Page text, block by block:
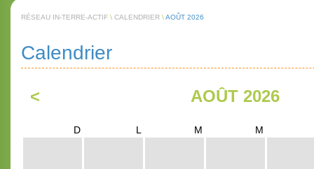
RÉSEAU IN-TERRE-ACTIF \ CALENDRIER \AOÛT 2026
Calendrier
< AOÛT 2026
D L M M